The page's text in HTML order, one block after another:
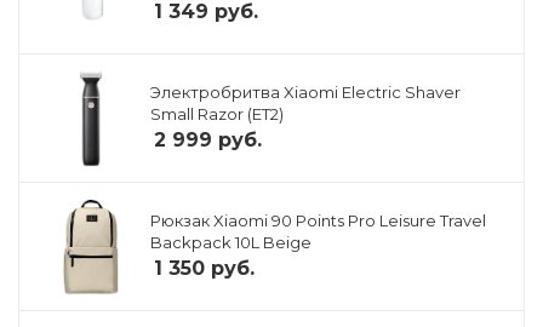
1 349 руб.
Электробритва Xiaomi Electric Shaver
Small Razor (ET2)
2 999 руб.
Рюкзак Xiaomi 90 Points Pro Leisure Travel
Backpack 10L Beige
1 350 руб.